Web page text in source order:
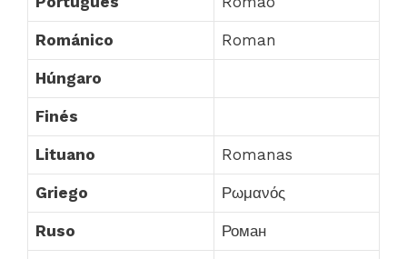
Románico Roman
Húngaro
Finés
Lituano Romanas
Griego Ρωμανός
Ruso Роман